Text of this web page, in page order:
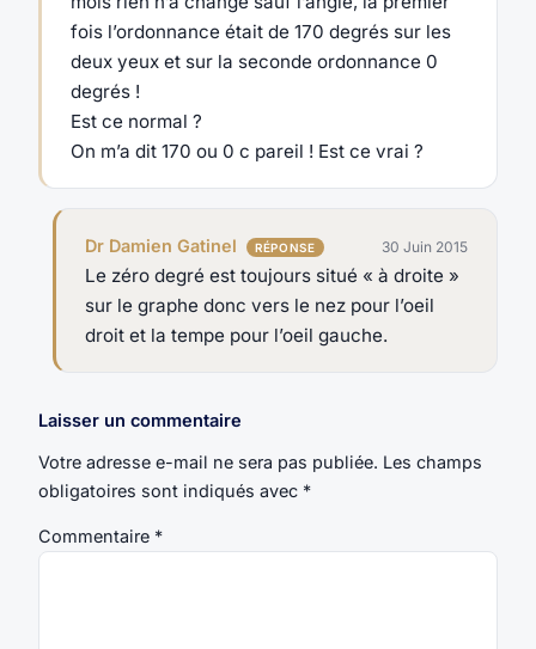
fois l’ordonnance était de 170 degrés sur les
deux yeux et sur la seconde ordonnance 0
degrés !
Est ce normal ?
On m’a dit 170 ou 0 c pareil ! Est ce vrai ?
Dr Damien Gatinel 30 Juin 2015
Le zéro degré est toujours situé « à droite »
sur le graphe donc vers le nez pour l’oeil
droit et la tempe pour l’oeil gauche.
Laisser un commentaire
Votre adresse e-mail ne sera pas publiée. Les champs
obligatoires sont indiqués avec *
Commentaire *